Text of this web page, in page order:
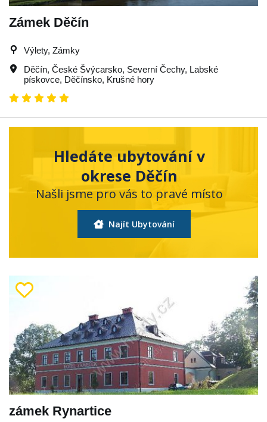
Zámek Děčín
Výlety, Zámky
Děčín, České Švýcarsko, Severní Čechy, Labské
pískovce, Děčínsko, Krušné hory
Hledáte ubytování v
okrese Děčín
Našli jsme pro vás to pravé místo
Najít Ubytování
zámek Rynartice